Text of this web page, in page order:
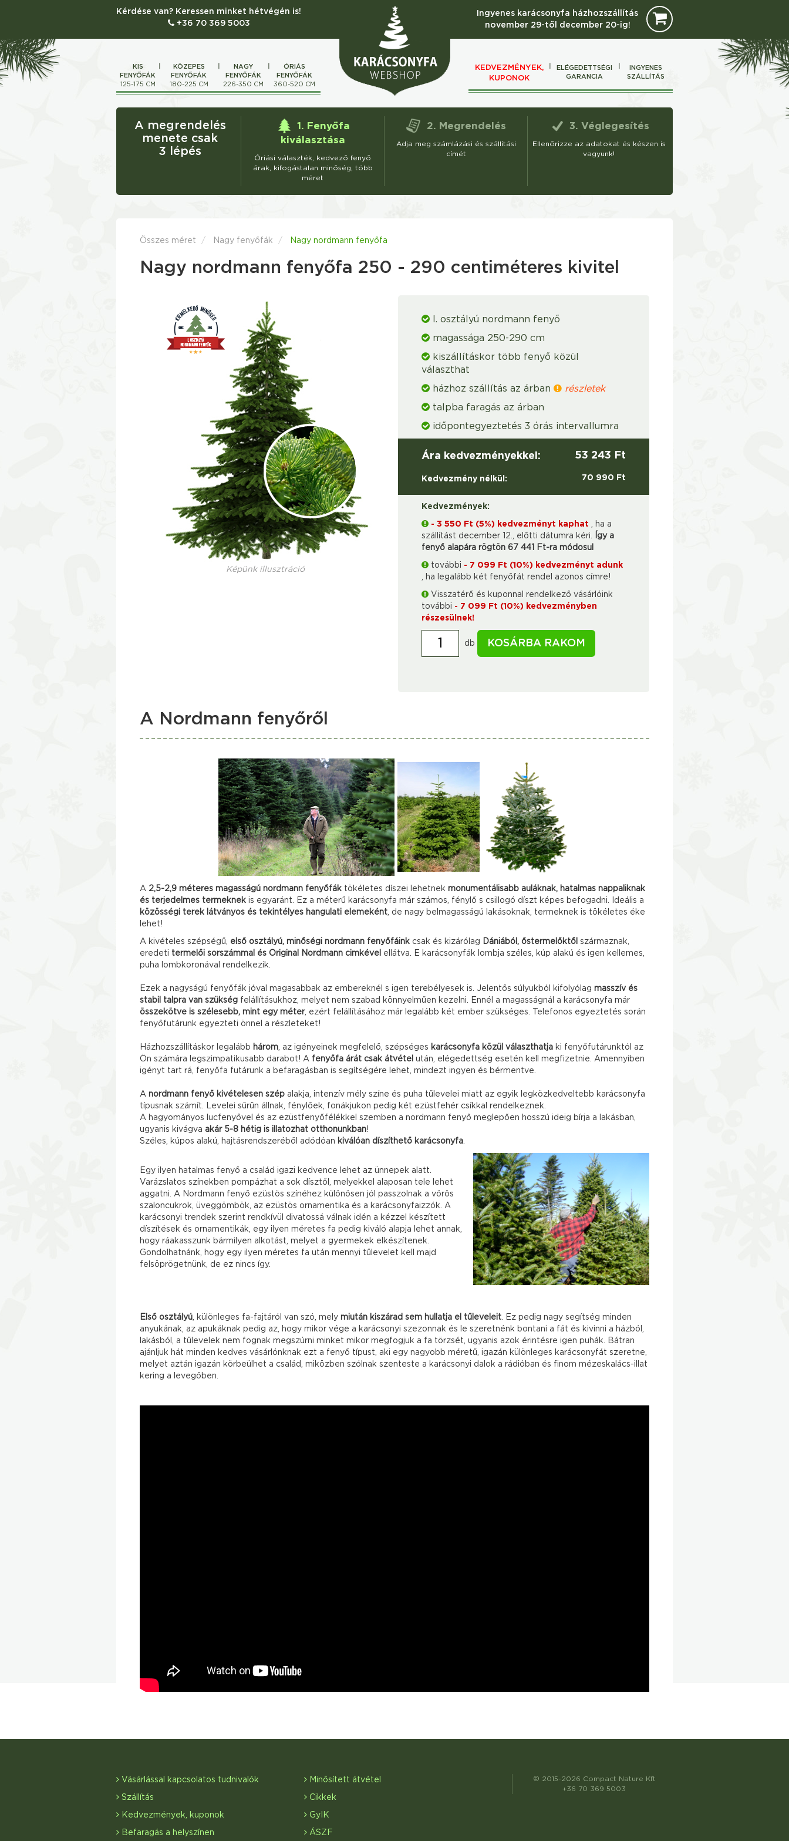
Kérdése van? Keressen minket hétvégén is!
+36 70 369 5003
Ingyenes karácsonyfa házhozszállítás
november 29-től december 20-ig!
KIS
FENYŐFÁK
125-175 CM
KÖZEPES
FENYŐFÁK
180-225 CM
NAGY
FENYŐFÁK
226-350 CM
ÓRIÁS
FENYŐFÁK
360-520 CM
KEDVEZMÉNYEK,
KUPONOK
ELÉGEDETTSÉGI
GARANCIA
INGYENES
SZÁLLÍTÁS
A megrendelés
menete csak
3 lépés
1. Fenyőfa
kiválasztása
Óriási választék, kedvező fenyő
árak, kifogástalan minőség, több
méret
2. Megrendelés
Adja meg számlázási és szállítási
címét
3. Véglegesítés
Ellenőrizze az adatokat és készen is
vagyunk!
Összes méret Nagy fenyőfák Nagy nordmann fenyőfa
Nagy nordmann fenyőfa 250 - 290 centiméteres kivitel
Képünk illusztráció
I. osztályú nordmann fenyő
magassága 250-290 cm
kiszállításkor több fenyő közül
választhat
házhoz szállítás az árban
részletek
talpba faragás az árban
időpontegyeztetés 3 órás intervallumra
Ára kedvezményekkel: 53 243 Ft
Kedvezmény nélkül: 70 990 Ft
Kedvezmények:
- 3 550 Ft (5%) kedvezményt kaphat , ha a
szállítást december 12., előtti dátumra kéri.
Így a
fenyő alapára rögtön 67 441 Ft-ra módosul
további - 7 099 Ft (10%) kedvezményt adunk
, ha legalább két fenyőfát rendel azonos címre!
Visszatérő és kuponnal rendelkező vásárlóink
további - 7 099 Ft (10%) kedvezményben
részesülnek!
db KOSÁRBA RAKOM
A Nordmann fenyőről
A 2,5-2,9 méteres magasságú nordmann fenyőfák tökéletes díszei lehetnek monumentálisabb auláknak, hatalmas nappaliknak
és terjedelmes termeknek is egyaránt. Ez a méterű karácsonyfa már számos, fénylő s csillogó díszt képes befogadni. Ideális a
közösségi terek látványos és tekintélyes hangulati elemeként, de nagy belmagasságú lakásoknak, termeknek is tökéletes éke
lehet!
A kivételes szépségű, első osztályú, minőségi nordmann fenyőfáink csak és kizárólag Dániából, őstermelőktől származnak,
eredeti termelői sorszámmal és Original Nordmann cimkével ellátva. E karácsonyfák lombja széles, kúp alakú és igen kellemes,
puha lombkoronával rendelkezik.
Ezek a nagyságú fenyőfák jóval magasabbak az embereknél s igen terebélyesek is. Jelentős súlyukból kifolyólag masszív és
stabil talpra van szükség felállításukhoz, melyet nem szabad könnyelműen kezelni. Ennél a magasságnál a karácsonyfa már
összekötve is szélesebb, mint egy méter, ezért felállításához már legalább két ember szükséges. Telefonos egyeztetés során
fenyőfutárunk egyezteti önnel a részleteket!
Házhozszállításkor legalább három, az igényeinek megfelelő, szépséges karácsonyfa közül választhatja ki fenyőfutárunktól az
Ön számára legszimpatikusabb darabot! A fenyőfa árát csak átvétel után, elégedettség esetén kell megfizetnie. Amennyiben
igényt tart rá, fenyőfa futárunk a befaragásban is segítségére lehet, mindezt ingyen és bérmentve.
A nordmann fenyő kivételesen szép alakja, intenzív mély színe és puha tűlevelei miatt az egyik legközkedveltebb karácsonyfa
típusnak számít. Levelei sűrűn állnak, fénylőek, fonákjukon pedig két ezüstfehér csíkkal rendelkeznek.
A hagyományos lucfenyővel és az ezüstfenyőfélékkel szemben a nordmann fenyő meglepően hosszú ideig bírja a lakásban,
ugyanis kivágva akár 5-8 hétig is illatozhat otthonunkban!
Széles, kúpos alakú, hajtásrendszeréből adódóan kiválóan díszíthető karácsonyfa.
Egy ilyen hatalmas fenyő a család igazi kedvence lehet az ünnepek alatt.
Varázslatos színekben pompázhat a sok dísztől, melyekkel alaposan tele lehet
aggatni. A Nordmann fenyő ezüstös színéhez különösen jól passzolnak a vörös
szaloncukrok, üveggömbök, az ezüstös ornamentika és a karácsonyfaizzók. A
karácsonyi trendek szerint rendkívül divatossá válnak idén a kézzel készített
díszítések és ornamentikák, egy ilyen méretes fa pedig kiváló alapja lehet annak,
hogy ráakasszunk bármilyen alkotást, melyet a gyermekek elkészítenek.
Gondolhatnánk, hogy egy ilyen méretes fa után mennyi tűlevelet kell majd
felsöprögetnünk, de ez nincs így.
Első osztályú, különleges fa-fajtáról van szó, mely miután kiszárad sem hullatja el tűleveleit. Ez pedig nagy segítség minden
anyukának, az apukáknak pedig az, hogy mikor vége a karácsonyi szezonnak és le szeretnénk bontani a fát és kivinni a házból,
lakásból, a tűlevelek nem fognak megszúrni minket mikor megfogjuk a fa törzsét, ugyanis azok érintésre igen puhák. Bátran
ajánljuk hát minden kedves vásárlónknak ezt a fenyő típust, aki egy nagyobb méretű, igazán különleges karácsonyfát szeretne,
melyet aztán igazán körbeülhet a család, miközben szólnak szenteste a karácsonyi dalok a rádióban és finom mézeskalács-illat
kering a levegőben.
Vásárlással kapcsolatos tudnivalók
Szállítás
Kedvezmények, kuponok
Befaragás a helyszínen
Minősített átvétel
Cikkek
GyIK
ÁSZF
© 2015-2026 Compact Nature Kft
+36 70 369 5003